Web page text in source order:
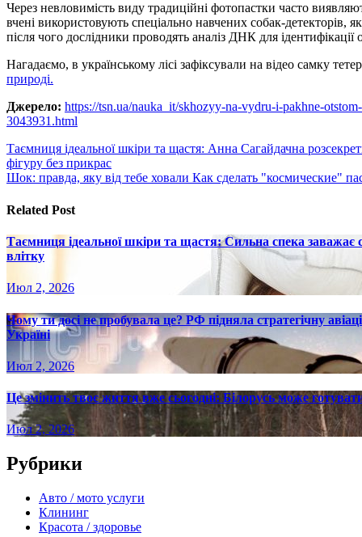
Через невловимість виду традиційні фотопастки часто
вчені використовують спеціально навчених собак-детекторів,
після чого дослідники проводять аналіз ДНК для ідентифікації
Нагадаємо, в українському лісі зафіксували на відео самку
природі.
Джерело: https://tsn.ua/nauka_it/skhozyy-na-vydru-i-pakhne-
3043931.html
Навигация
по
Таємниця ідеальної шкіри та щастя: Анна Сагайдачна
фігуру без прикрас
Шок: правда, яку від тебе ховали Как сделать
Related Post
Таємниця ідеальної шкіри та щастя: Сильна спека
влітку
Июл 2, 2026
Чому ти досі не пробувала це? РФ підняла стратегічну
Україні
Июл 2, 2026
Це змінить твоє життя вже сьогодні: Білорусь може
Июл 2, 2026
Рубрики
Авто / мото услуги
Клининг
Красота / здоровье